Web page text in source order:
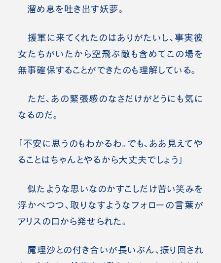
溜め息を吐き出す妖夢。
援軍に来てくれたのはありがたいし、事実彼
女たちがいたから空飛ぶ敵も含めてこの場を
無事確保することができたのも理解している。
ただ、あの緊張感のなさだけがどうにも気に
なるのだ。
「不安に思うのもわかるわ。でも、ああ見えてや
ることはちゃんとやるから大丈夫でしょう」
似たような思いなのかすこしだけ苦い笑みを
浮かべつつ、取りなすようなフォローの言葉が
アリスの口から発せられた。
魔理沙との付き合いが長いぶん、振り回され